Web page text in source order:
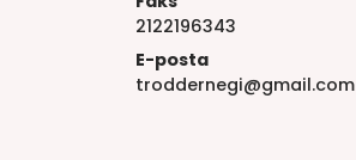
2122196343
E-posta
troddernegi@gmail.com